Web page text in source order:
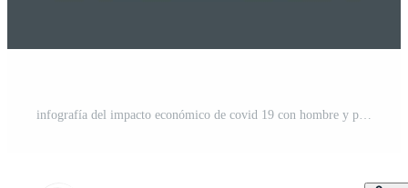
infografía del impacto económico de covid 19 con hombre y pila de monedas Vector Gratis